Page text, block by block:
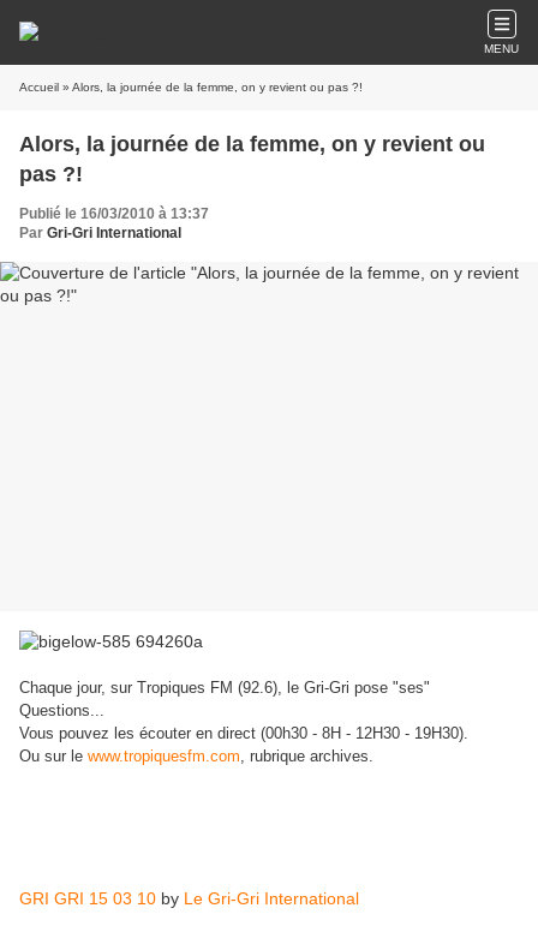
MENU
Accueil » Alors, la journée de la femme, on y revient ou pas ?!
Alors, la journée de la femme, on y revient ou
pas ?!
Publié le 16/03/2010 à 13:37
Par Gri-Gri International
Chaque jour, sur Tropiques FM (92.6), le Gri-Gri pose "ses"
Questions...
Vous pouvez les écouter en direct (00h30 - 8H - 12H30 - 19H30).
Ou sur le www.tropiquesfm.com, rubrique archives.
GRI GRI 15 03 10 by Le Gri-Gri International